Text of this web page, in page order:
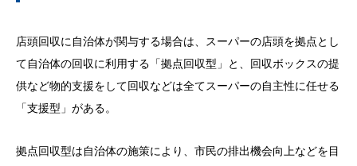
店頭回収に自治体が関与する場合は、スーパーの店頭を拠点とし
て自治体の回収に利用する「拠点回収型」と、回収ボックスの提
供など物的支援をして回収などは全てスーパーの自主性に任せる
「支援型」がある。
拠点回収型は自治体の施策により、市民の排出機会向上などを目